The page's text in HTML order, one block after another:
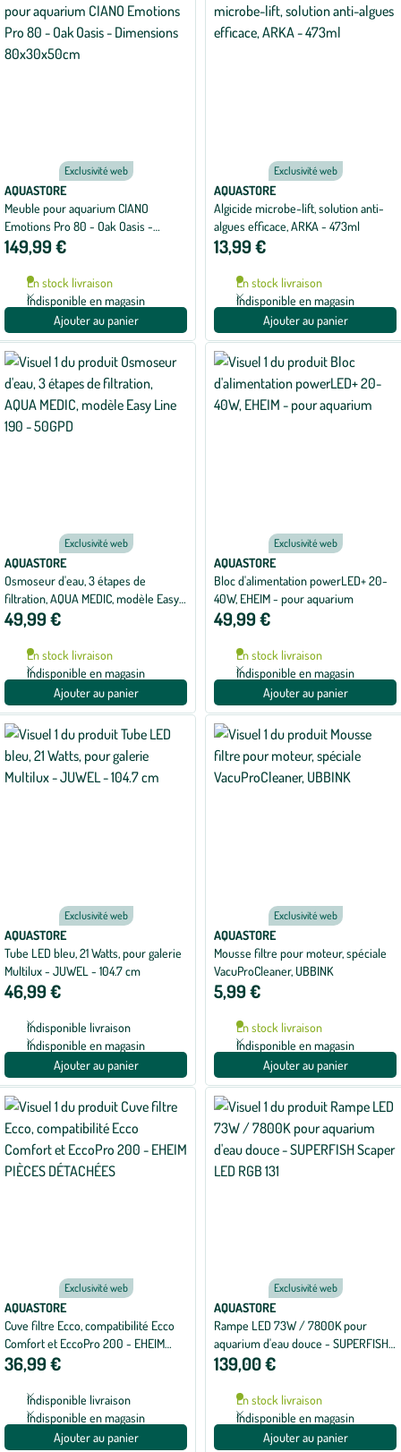
Exclusivité web
AQUASTORE
Meuble pour aquarium CIANO
Emotions Pro 80 - Oak Oasis -
Dimensions 80x30x50cm
149,99 €
En stock livraison
Indisponible en magasin
Ajouter au panier
Exclusivité web
AQUASTORE
Algicide microbe-lift, solution anti-
algues efficace, ARKA - 473ml
13,99 €
En stock livraison
Indisponible en magasin
Ajouter au panier
Exclusivité web
AQUASTORE
Osmoseur d'eau, 3 étapes de
filtration, AQUA MEDIC, modèle Easy
Line 190 - 50GPD
49,99 €
En stock livraison
Indisponible en magasin
Ajouter au panier
Exclusivité web
AQUASTORE
Bloc d'alimentation powerLED+ 20-
40W, EHEIM - pour aquarium
49,99 €
En stock livraison
Indisponible en magasin
Ajouter au panier
Exclusivité web
AQUASTORE
Tube LED bleu, 21 Watts, pour galerie
Multilux - JUWEL - 104.7 cm
46,99 €
Indisponible livraison
Indisponible en magasin
Ajouter au panier
Exclusivité web
AQUASTORE
Mousse filtre pour moteur, spéciale
VacuProCleaner, UBBINK
5,99 €
En stock livraison
Indisponible en magasin
Ajouter au panier
Exclusivité web
AQUASTORE
Cuve filtre Ecco, compatibilité Ecco
Comfort et EccoPro 200 - EHEIM
PIÈCES DÉTACHÉES
36,99 €
Indisponible livraison
Indisponible en magasin
Ajouter au panier
Exclusivité web
AQUASTORE
Rampe LED 73W / 7800K pour
aquarium d'eau douce - SUPERFISH
Scaper LED RGB 131
139,00 €
En stock livraison
Indisponible en magasin
Ajouter au panier